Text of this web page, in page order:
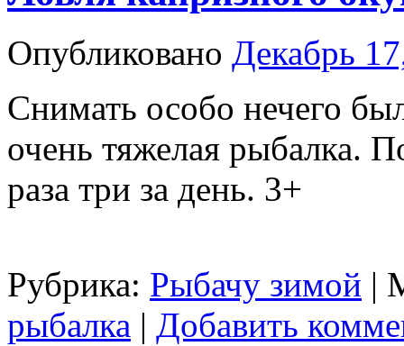
Опубликовано Декабрь
Снимать особо нечего
очень тяжелая рыбалка.
раза три за день. 3+
Рубрика: Рыбачу зимой |
рыбалка | Добавить